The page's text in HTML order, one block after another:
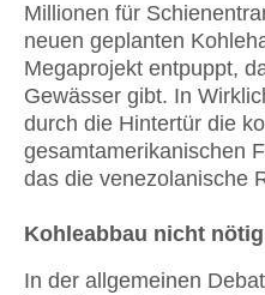
Millionen für
neuen geplanten
Megaprojekt entpuppt,
Gewässer gibt. In
durch die Hintertür die
gesamtamerikanischen
das die venezolanische
Kohleabbau nicht nötig
In der allgemeinen